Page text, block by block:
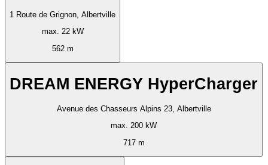
1 Route de Grignon, Albertville
max. 22 kW
562 m
DREAM ENERGY HyperCharger
Avenue des Chasseurs Alpins 23, Albertville
max. 200 kW
717 m